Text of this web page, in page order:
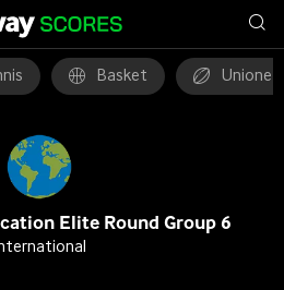
Basket Unione
Elite Round Group 6